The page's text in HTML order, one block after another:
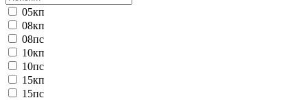
05кп
08кп
08пс
10кп
10пс
15кп
15пс